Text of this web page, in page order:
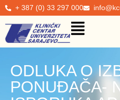
+ 387 (0) 33 297 000
ODLUKA O
PONUĐAČA-